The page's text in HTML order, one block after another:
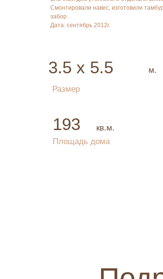
Смонтировали навес, изготовили
забор .
Дата: сентябрь 2012г.
3.5 х 5.5
193
м.
кв.м.
Размер
Площадь дома